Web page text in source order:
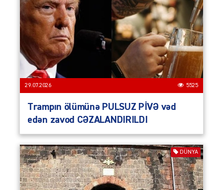
29.07.2026 5525
Trampın ölümünə PULSUZ PİVƏ vəd
edən zavod CƏZALANDIRILDI
DÜNYA